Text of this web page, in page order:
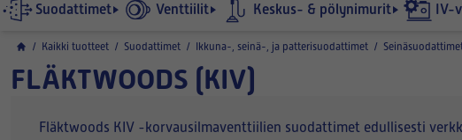
Suodattimet Venttiilit Keskus- & pölynimurit IV-
/ Kaikki tuotteet / Suodattimet / Ikkuna-, seinä-, ja patterisuodattimet /
FLÄKTWOODS (KIV)
Fläktwoods KIV -korvausilmaventtiilien suodattimet edullisesti